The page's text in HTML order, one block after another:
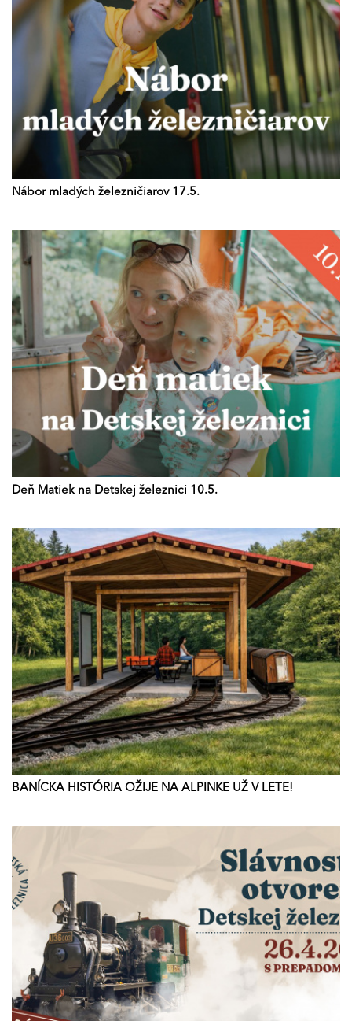
Nábor mladých železničiarov 17.5.
Deň Matiek na Detskej železnici 10.5.
BANÍCKA HISTÓRIA OŽIJE NA ALPINKE UŽ V LETE!